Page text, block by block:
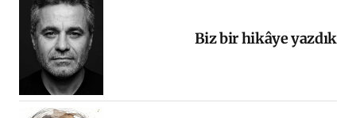
Biz bir hikâye yazdık